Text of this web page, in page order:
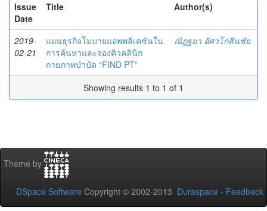
Issue
Date
Title Author(s)
2019-
02-21
แผนธุรกิจโมบายแอพพลิเคชันใน
การค้นหาและจองคิวคลินิก
กายภาพบำบัด “FIND PT”
ณัฎฐยา อัศวโกสินชัย
Showing results 1 to 1 of 1
Theme by
DSpace Software Copyright © 2002-2013 Duraspace - Feedback